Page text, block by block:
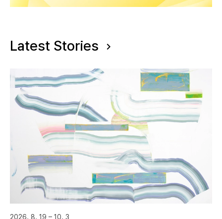
Latest Stories
2026. 8. 19 – 10. 3